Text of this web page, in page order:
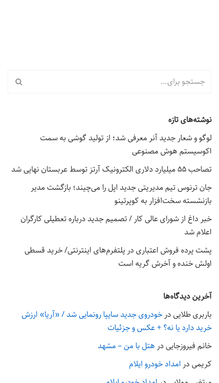
نوشته‌های تازه
لوگو و شعار جدید آنر معرفی شد؛ از تولید گوشی به سمت
اکوسیستم هوش مصنوعی
تصاحب ۵۵ میلیارد دلاری الکترونیک آرتز توسط عربستان نهایی شد
جان ترنوس تیم مدیریتی جدید اپل را می‌چیند؛ بازگشت مدیر
بازنشسته سخت‌افزار به کوپرتینو
خبر داغ از شورای عالی کار / تصمیم جدید درباره تعطیلی کارگران
اعلام شد
پشت پرده فروش اعتباری در پلتفرم‌های اینترنتی/ خرید قسطی
اولش خنده و آخرش گریه است
آخرین دیدگاه‌ها
باربری طلایی در خودروی جدید سایپا رونمایی شد / «آریا» ارزش
خرید دارد یا نه؟ + عکس و جزئیات
خانم فیروزجایی در هتل با من – مشهد
کریمی در امداد خودرو ایلام